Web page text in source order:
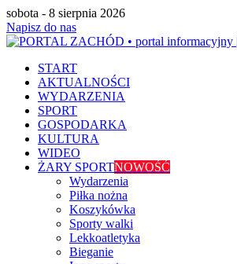
sobota - 8 sierpnia 2026
Napisz do nas
START
AKTUALNOŚCI
WYDARZENIA
SPORT
GOSPODARKA
KULTURA
WIDEO
ŻARY SPORTNOWOŚĆ
Wydarzenia
Piłka nożna
Koszykówka
Sporty walki
Lekkoatletyka
Bieganie